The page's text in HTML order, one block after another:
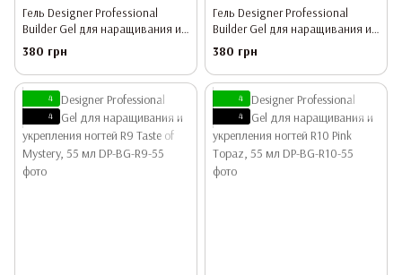
Гель Designer Professional
Builder Gel для наращивания и
укрепления ногтей R7 Baby
Lullaby, 55 мл
380 грн
Гель Designer Professional
Builder Gel для наращивания и
укрепления ногтей R8 Sesame
Oil, 55 мл
380 грн
4
4
4
4